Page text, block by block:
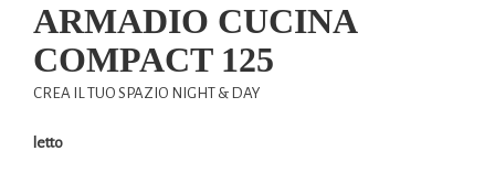
ARMADIO CUCINA
COMPACT 125
CREA IL TUO SPAZIO NIGHT & DAY
letto